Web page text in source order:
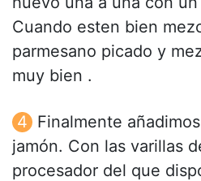
Cuando esten bien
parmesano picado y
muy bien .
Finalmente
jamón. Con las varillas
procesador del que